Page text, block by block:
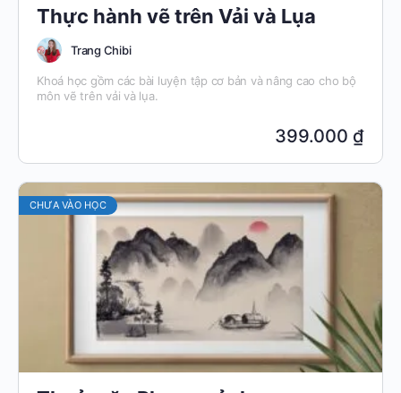
Thực hành vẽ trên Vải và Lụa
Trang Chibi
Khoá học gồm các bài luyện tập cơ bản và nâng cao cho bộ
môn vẽ trên vải và lụa.
399.000 ₫
CHƯA VÀO HỌC